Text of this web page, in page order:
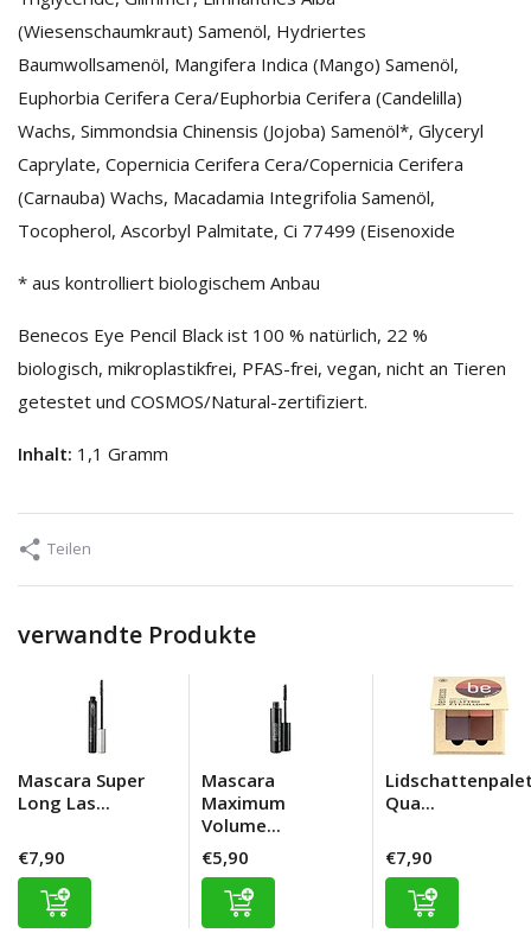
(Wiesenschaumkraut) Samenöl, Hydriertes
Baumwollsamenöl, Mangifera Indica (Mango) Samenöl,
Euphorbia Cerifera Cera/Euphorbia Cerifera (Candelilla)
Wachs, Simmondsia Chinensis (Jojoba) Samenöl*, Glyceryl
Caprylate, Copernicia Cerifera Cera/Copernicia Cerifera
(Carnauba) Wachs, Macadamia Integrifolia Samenöl,
Tocopherol, Ascorbyl Palmitate, Ci 77499 (Eisenoxide
* aus kontrolliert biologischem Anbau
Benecos Eye Pencil Black ist 100 % natürlich, 22 %
biologisch, mikroplastikfrei, PFAS-frei, vegan, nicht an Tieren
getestet und COSMOS/Natural-zertifiziert.
Inhalt: 1,1 Gramm
Teilen
verwandte Produkte
Mascara Super
Long Las...
€7,90
Mascara
Maximum
Volume...
€5,90
Qua...
€7,90